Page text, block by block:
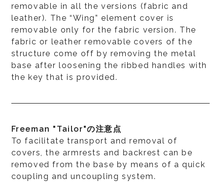
removable in all the versions (fabric and
leather). The “Wing” element cover is
removable only for the fabric version. The
fabric or leather removable covers of the
structure come off by removing the metal
base after loosening the ribbed handles with
the key that is provided.
Freeman "Tailor"の注意点
To facilitate transport and removal of
covers, the armrests and backrest can be
removed from the base by means of a quick
coupling and uncoupling system.